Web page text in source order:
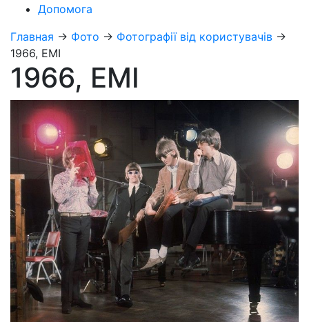
Допомога
Главная → Фото → Фотографії від користувачів →
1966, EMI
1966, EMI